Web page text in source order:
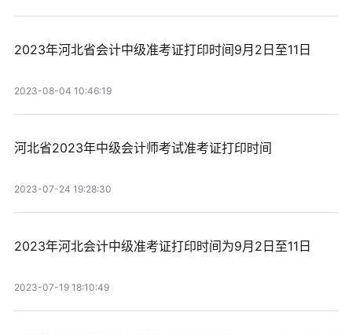
2023年河北省会计中级准考证打印时间9月2日至11日
2023-08-04 10:46:19
河北省2023年中级会计师考试准考证打印时间
2023-07-24 19:28:30
2023年河北会计中级准考证打印时间为9月2日至11日
2023-07-19 18:10:49